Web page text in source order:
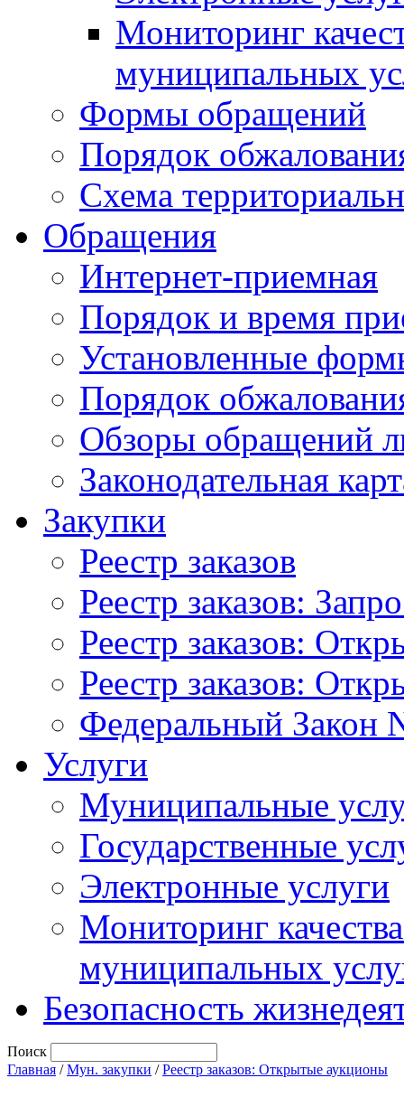
Мониторинг
муниципальных
Формы обращений
Порядок
Схема
Обращения
Интернет-приемная
Порядок и время
Установленные
Порядок
Обзоры обращений
Законодательная
Закупки
Реестр заказов
Реестр заказов:
Реестр заказов:
Реестр заказов:
Федеральный Закон
Услуги
Муниципальные
Государственные
Электронные услуги
Мониторинг
муниципальных
Безопасность
Поиск
Главная /Мун. закупки /Реестр заказов: Открытые аукционы